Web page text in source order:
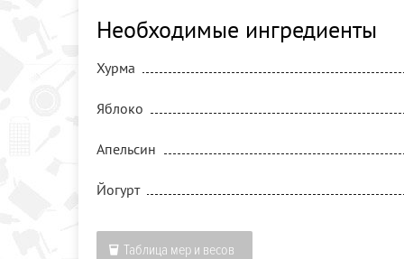
Необходимые ингредиенты
Хурма
Яблоко
Апельсин
Йогурт
Таблица мер и весов